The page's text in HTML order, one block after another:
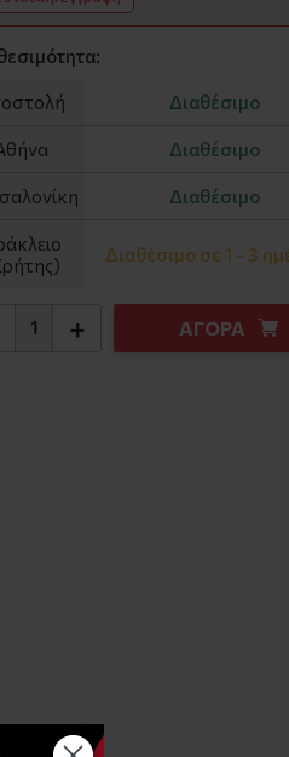
Διαθέσιμο
Διαθέσιμο
Διαθέσιμο
Διαθέσιμο σε 1 - 3
+ ΑΓΟΡΑ